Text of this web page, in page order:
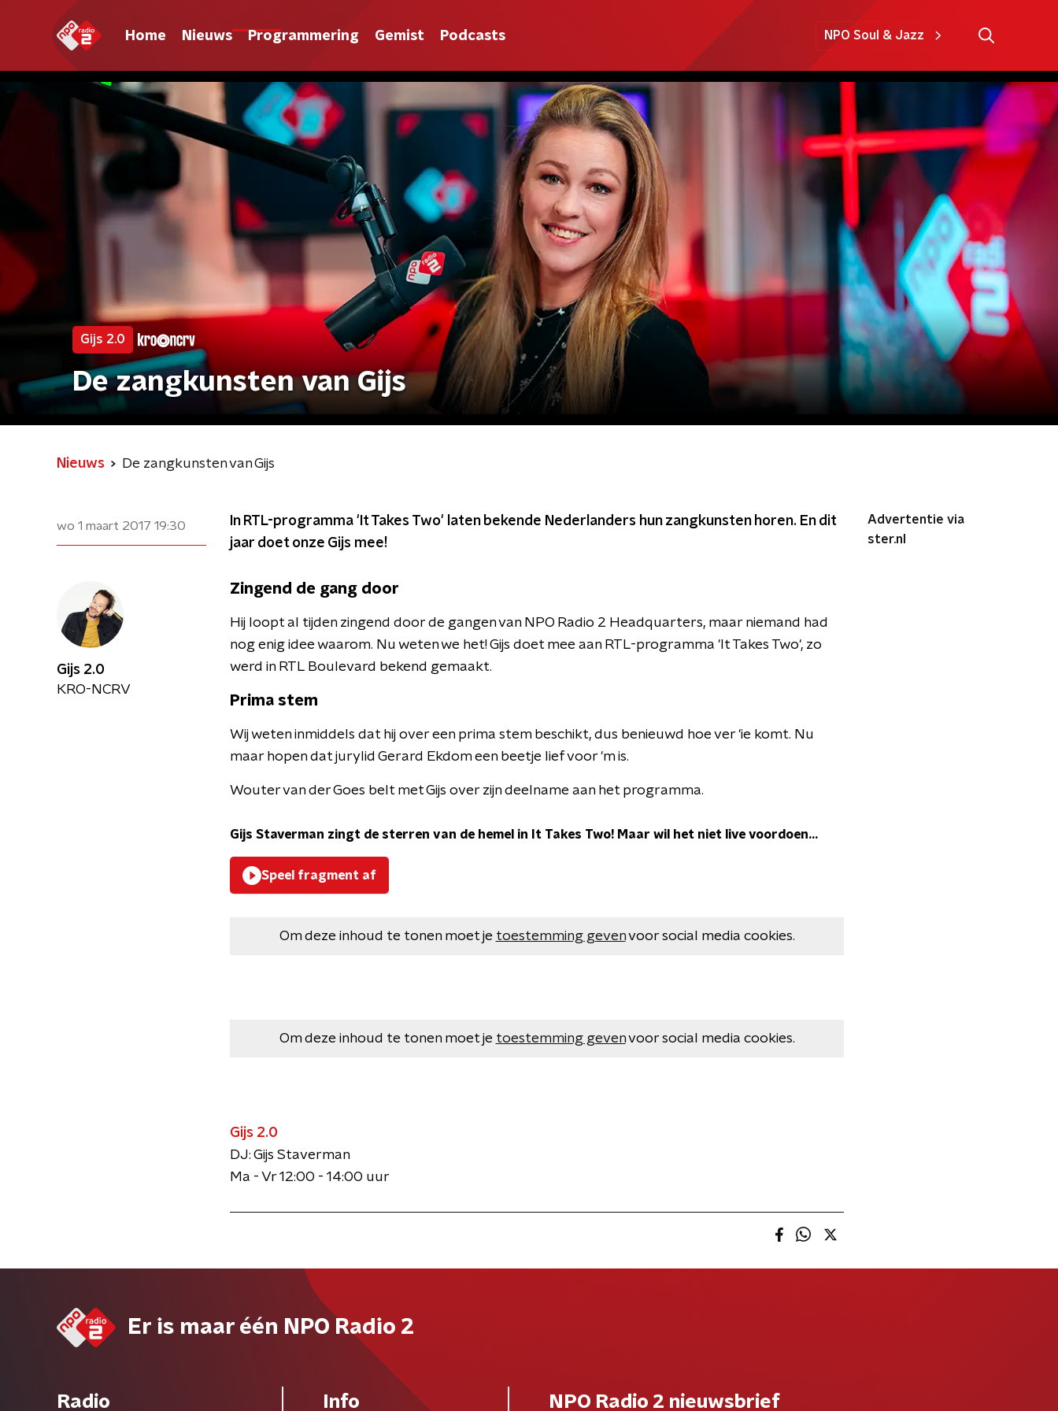
Home Nieuws Programmering Gemist Podcasts NPO Soul & Jazz
Gijs 2.0
De zangkunsten van Gijs
Nieuws De zangkunsten van Gijs
wo 1 maart 2017 19:30
In RTL-programma 'It Takes Two' laten bekende Nederlanders hun zangkunsten horen. En dit
jaar doet onze Gijs mee!
Zingend de gang door
Hij loopt al tijden zingend door de gangen van NPO Radio 2 Headquarters, maar niemand had
nog enig idee waarom. Nu weten we het! Gijs doet mee aan RTL-programma 'It Takes Two', zo
werd in RTL Boulevard bekend gemaakt.
Prima stem
Wij weten inmiddels dat hij over een prima stem beschikt, dus benieuwd hoe ver 'ie komt. Nu
maar hopen dat jurylid Gerard Ekdom een beetje lief voor 'm is.
Wouter van der Goes belt met Gijs over zijn deelname aan het programma.
Gijs Staverman zingt de sterren van de hemel in It Takes Two! Maar wil het niet live voordoen...
Speel fragment af
Om deze inhoud te tonen moet je toestemming gevenvoor social media cookies.
Om deze inhoud te tonen moet je toestemming gevenvoor social media cookies.
Gijs 2.0
DJ: Gijs Staverman
Ma - Vr 12:00 - 14:00 uur
Advertentie via
ster.nl
Gijs 2.0
KRO-NCRV
Er is maar één NPO Radio 2
Radio Info NPO Radio 2 nieuwsbrief